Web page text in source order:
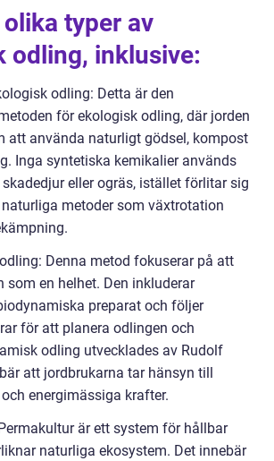
typer av
odling, inklusive:
odling: Detta är den
för ekologisk odling, där jorden
att använda naturligt gödsel, kompost
Inga syntetiska kemikalier används
eller ogräs, istället förlitar sig
metoder som växtrotation
Denna metod fokuserar på att
som en helhet. Den inkluderar
preparat och följer
för att planera odlingen och
odling utvecklades av Rudolf
att jordbrukarna tar hänsyn till
energimässiga krafter.
är ett system för hållbar
naturliga ekosystem. Det innebär